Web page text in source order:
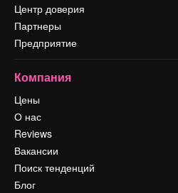
Центр доверия
Партнеры
Предприятие
Компания
Цены
О нас
Reviews
Вакансии
Поиск тенденций
Блог